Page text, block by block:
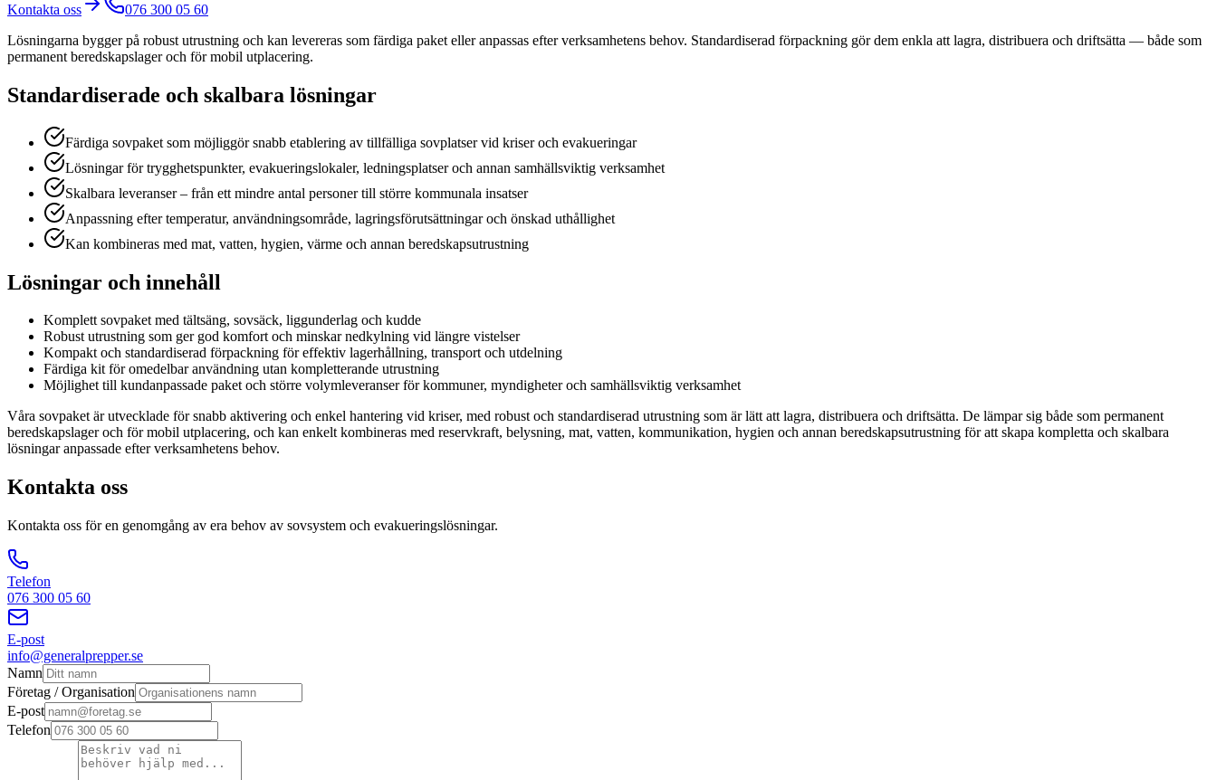
Kontakta oss
076 300 05 60
Lösningarna bygger på robust utrustning och kan levereras som färdiga paket eller anpassas efter verksamhetens behov. Standardiserad förpackning gör dem enkla att lagra, distribuera och driftsätta — både som
permanent beredskapslager och för mobil utplacering.
Standardiserade och skalbara lösningar
Färdiga sovpaket som möjliggör snabb etablering av tillfälliga sovplatser vid kriser och evakueringar
Lösningar för trygghetspunkter, evakueringslokaler, ledningsplatser och annan samhällsviktig verksamhet
Skalbara leveranser – från ett mindre antal personer till större kommunala insatser
Anpassning efter temperatur, användningsområde, lagringsförutsättningar och önskad uthållighet
Kan kombineras med mat, vatten, hygien, värme och annan beredskapsutrustning
Lösningar och innehåll
Komplett sovpaket med tältsäng, sovsäck, liggunderlag och kudde
Robust utrustning som ger god komfort och minskar nedkylning vid längre vistelser
Kompakt och standardiserad förpackning för effektiv lagerhållning, transport och utdelning
Färdiga kit för omedelbar användning utan kompletterande utrustning
Möjlighet till kundanpassade paket och större volymleveranser för kommuner, myndigheter och samhällsviktig verksamhet
Våra sovpaket är utvecklade för snabb aktivering och enkel hantering vid kriser, med robust och standardiserad utrustning som är lätt att lagra, distribuera och driftsätta. De lämpar sig både som permanent
beredskapslager och för mobil utplacering, och kan enkelt kombineras med reservkraft, belysning, mat, vatten, kommunikation, hygien och annan beredskapsutrustning för att skapa kompletta och skalbara
lösningar anpassade efter verksamhetens behov.
Kontakta oss
Kontakta oss för en genomgång av era behov av sovsystem och evakueringslösningar.
Telefon
076 300 05 60
E-post
info@generalprepper.se
Namn
Företag / Organisation
E-post
Telefon